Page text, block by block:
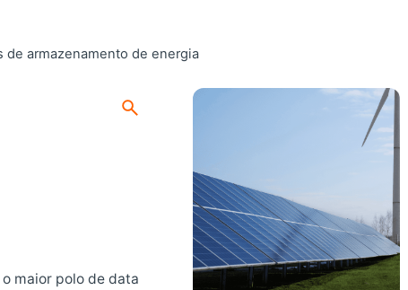
de armazenamento de energia
maior polo de data
Postado por
Giovanna Alves